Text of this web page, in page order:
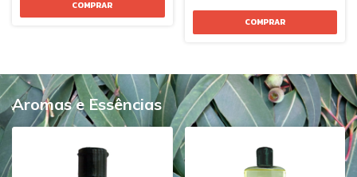
Aromas e Essências